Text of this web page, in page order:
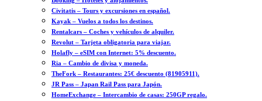
Civitatis – Tours y excursiones en español.
Kayak – Vuelos a todos los destinos.
Rentalcars – Coches y vehículos de alquiler.
Revolut – Tarjeta obligatoria para viajar.
Holafly – eSIM con Internet: 5% descuento.
Ria – Cambio de divisa y moneda.
TheFork – Restaurantes: 25€ descuento (81905911).
JR Pass – Japan Rail Pass para Japón.
HomeExchange – Intercambio de casas: 250GP regalo.